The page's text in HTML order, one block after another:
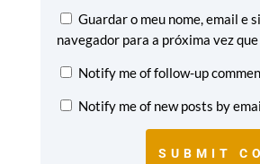
Guardar o meu nome, email e
navegador para a próxima vez
Notify me of follow-up
Notify me of new posts by
SUBMIT